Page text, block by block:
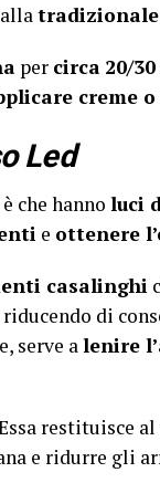
per circa 20/
creme
Led
è che hanno luci
e ottenere
casalinghi
riducendo di
serve alenire
restituisce
e ridurre gli